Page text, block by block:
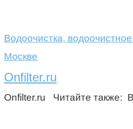
Водоочистка,
Москве
Onfilter.ru
Onfilter.ru Читайте также: